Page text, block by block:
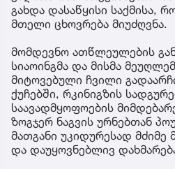
გახდა დასაწყისი საქმისა,
მთელი ცხოვრება მიუძღვნა.
მომდევნო ათწლეულების
სიაოინგმა და მისმა
მიტოვებული ჩვილი
ქუჩებში, რკინიგზის
საავადმყოფოების
ზოგჯერ ნაგვის ურნებთან
მათგანი უკიდურესად მძიმე
და დაუყოვნებლივ